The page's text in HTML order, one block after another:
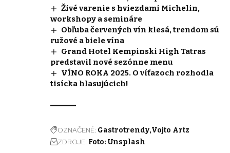
Živé varenie s hviezdami Michelin,
workshopy a semináre
Obľuba červených vín klesá, trendom sú
ružové a biele vína
Grand Hotel Kempinski High Tatras
predstavil nové sezónne menu
VÍNO ROKA 2025. O víťazoch rozhodla
tisícka hlasujúcich!
OZNAČENÉ: Gastrotrendy Vojto Artz
ZDROJE: Foto: Unsplash